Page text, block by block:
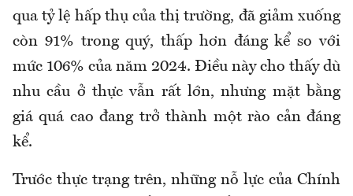
qua tỷ lệ hấp thụ của thị trường, đã giảm xuống
còn 91% trong quý, thấp hơn đáng kể so với
mức 106% của năm 2024. Điều này cho thấy dù
nhu cầu ở thực vẫn rất lớn, nhưng mặt bằng
giá quá cao đang trở thành một rào cản đáng
kể.
Trước thực trạng trên, những nỗ lực của Chính